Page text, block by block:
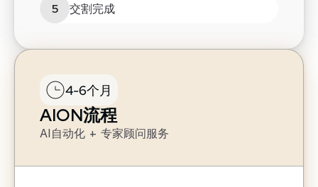
5 交割完成
4-6个月
AION流程
AI自动化 + 专家顾问服务